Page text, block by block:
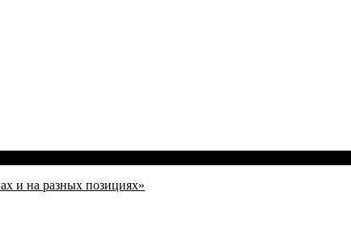
и на разных позициях»